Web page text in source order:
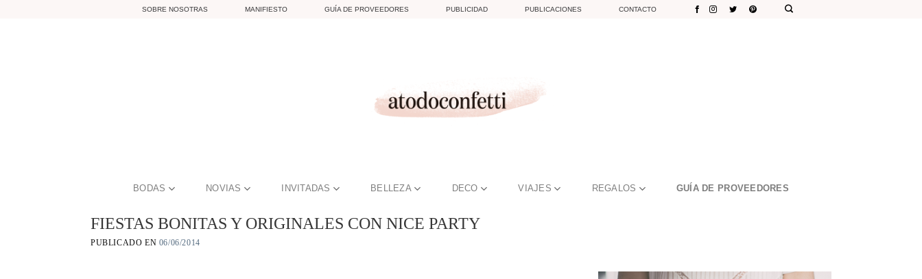
SOBRE NOSOTRAS MANIFIESTO GUÍA DE PROVEEDORES PUBLICIDAD PUBLICACIONES CONTACTO
BODAS NOVIAS INVITADAS BELLEZA DECO VIAJES REGALOS GUÍA DE PROVEEDORES
FIESTAS BONITAS Y ORIGINALES CON NICE PARTY
PUBLICADO EN 06/06/2014